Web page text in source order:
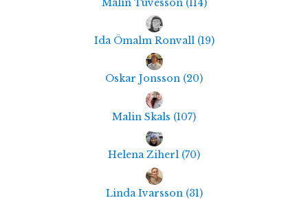
Ida Ömalm Ronvall (19)
Oskar Jonsson (20)
Malin Skals (107)
Helena Ziherl (70)
Linda Ivarsson (31)